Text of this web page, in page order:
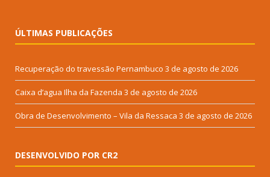
ÚLTIMAS PUBLICAÇÕES
Recuperação do travessão Pernambuco 3 de agosto de 2026
Caixa d’agua Ilha da Fazenda 3 de agosto de 2026
Obra de Desenvolvimento – Vila da Ressaca 3 de agosto de 2026
DESENVOLVIDO POR CR2